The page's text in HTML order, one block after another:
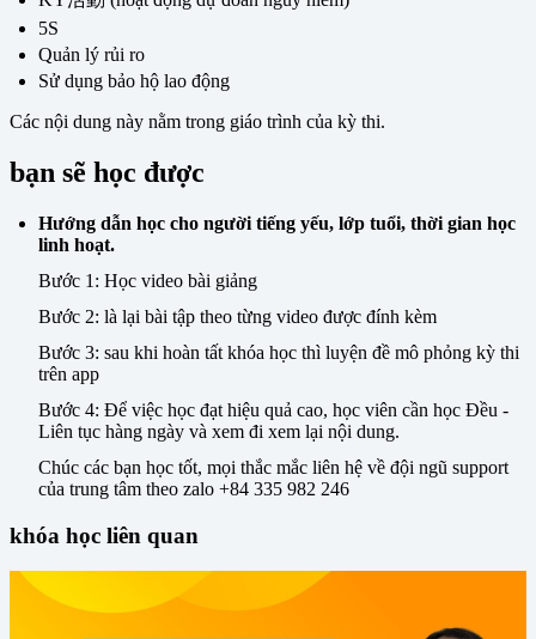
5S
Quản lý rủi ro
Sử dụng bảo hộ lao động
Các nội dung này nằm trong giáo trình của kỳ thi.
bạn sẽ học được
Hướng dẫn học cho người tiếng yếu, lớp tuổi, thời gian học
linh hoạt.
Bước 1: Học video bài giảng
Bước 2: là lại bài tập theo từng video được đính kèm
Bước 3: sau khi hoàn tất khóa học thì luyện đề mô phỏng kỳ thi
trên app
Bước 4: Để việc học đạt hiệu quả cao, học viên cần học Đều -
Liên tục hàng ngày và xem đi xem lại nội dung.
Chúc các bạn học tốt, mọi thắc mắc liên hệ về đội ngũ support
của trung tâm theo zalo +84 335 982 246
khóa học liên quan